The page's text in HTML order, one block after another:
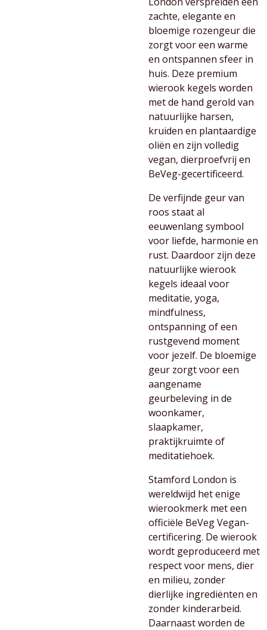
zachte, elegante en
bloemige rozengeur die
zorgt voor een warme
en ontspannen sfeer in
huis. Deze premium
wierook kegels worden
met de hand gerold van
natuurlijke harsen,
kruiden en plantaardige
oliën en zijn volledig
vegan, dierproefvrij en
BeVeg-gecertificeerd.
De verfijnde geur van
roos staat al
eeuwenlang symbool
voor liefde, harmonie en
rust. Daardoor zijn deze
natuurlijke wierook
kegels ideaal voor
meditatie, yoga,
mindfulness,
ontspanning of een
rustgevend moment
voor jezelf. De bloemige
geur zorgt voor een
aangename
geurbeleving in de
woonkamer,
slaapkamer,
praktijkruimte of
meditatiehoek.
Stamford London is
wereldwijd het enige
wierookmerk met een
officiële BeVeg Vegan-
certificering. De wierook
wordt geproduceerd met
respect voor mens, dier
en milieu, zonder
dierlijke ingrediënten en
zonder kinderarbeid.
Daarnaast worden de